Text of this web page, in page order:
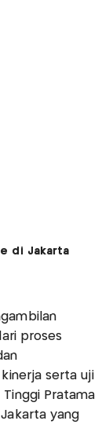
di Jakarta
proses
serta uji
Pratama
yang